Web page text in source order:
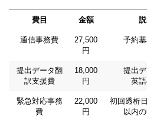
費目 金額
通信事務費
27,500
円
予約
提出データ翻
訳支援費
18,000
円
提出
英
緊急対応事務
費
22,000
円
初回透析
以内